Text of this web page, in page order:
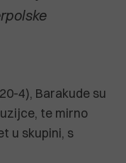
4), Barakude su
te mirno
u skupini, s